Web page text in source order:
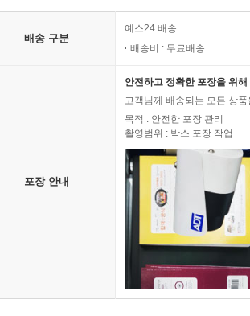
배송 구분
예스24 배송
배송비 : 무료배송
포장 안내
안전하고 정확한 포장을 위
고객님께 배송되는 모든 상
목적 : 안전한 포장 관리
촬영범위 : 박스 포장 작업